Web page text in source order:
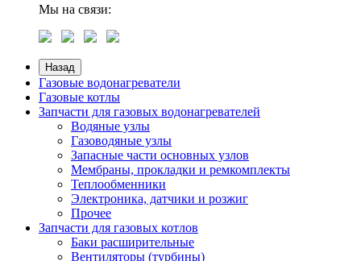
Мы на связи:
Назад
Газовые водонагреватели
Газовые котлы
Запчасти для газовых водонагревателей
Водяные узлы
Газоводяные узлы
Запасные части основных узлов
Мембраны, прокладки и ремкомплекты
Теплообменники
Электроника, датчики и розжиг
Прочее
Запчасти для газовых котлов
Баки расширительные
Вентиляторы (турбины)